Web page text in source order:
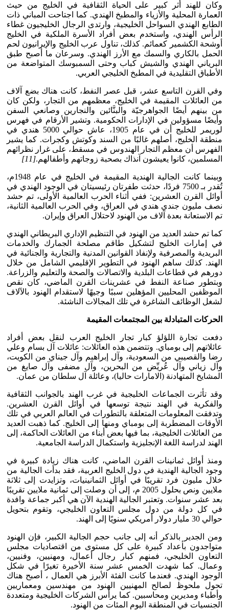
وكان للهند أثر كبير على الحياة الثقافية في الخليج من حيث
العمارة المحلية والأزياء والمطبخ الهندي. كما اجتاحت المباني ذات
الطابع الهندي السواحل الخليجية، وارتدى الرجال الخليجيون غطاء
الرأس الهندي، واستخدم بعض أفراد الأسرة الملكية في الخليج
أوشحة الكشمير كعمائم. كذلك، تناول عرب الخليج والإيرانيون لحم
الحمل بالكاري والسمك مع الأرز الهندي. وسرعان ما أصبح طبق
البرياني الهندي والشيش كباب وحتى السمبوسك المتواضعة من
الأطباق التقليدية في المطبخ الخليجي العربي.
وفي القرن التاسع عشر، قبل عصر النفط، كانت هناك بضع آلاف
من العائلات المقيمة في الخليج، معظمهم من التجار، ولكن كان
من بينهم أيضًا الجواهرجيّة والبنَّائين والنجارين وصانعي السفن
وأيضًا مسؤولين في الإدارات الحكومية. وتشير الأرقام في فهرس
لوريمر للخليج أن في عام 1905، عاش حوالي 5000 هندي في
منطقة الخليج، أصلهم غالبًا من السند وكوتش وكجرات. كما يشير
الفهرس أن معظم التجار الهندوس في مسقط، على غرار نظرائهم
المسلمين، كانوا يعيشون آنذاك بصحبة زوجاتهم وأطفالهم.[11]
وبينما كانت الجالية الهندية المقيمة في الخليج في عام 1948م،
تُقدر بـ 7500 فردًا، حدثت طفرتان رئيسيتان في الوجود الهندي في
أوائل القرن العشرين: ففي أثناء الحرب العالمية الأولى، تم حشد
نصف مليون جندي هندي في العراق، وفي الحرب العالمية الثانية،
تم الاستعانة بعدة آلاف من الهنود لاحتلال العراق وإيران.
كما تم حشد العديد من الهنود في التنظيم الإداري البريطاني الهندي
في إمارات الخليج لتشكيل طاقم مصلحة الجمارك والخدمات
البريدية والمصرفية ولإنفاذ القوانين المدنية والتجارية والجنائية في
الهند. كذلك ساهم الهنود في التطوير الإقليمي الشامل من خلال
دورهم في قطاعات البلدية والاتصالات والصحة والتعليم والزراعة.
وبتطور صناعة النفط في عشرينات القرن الماضي، كان نقص
الموظفين المحليين المؤهلين سببًا وجيهًا لاستقدام الهنود بالآلاف
لشغل الوظائف الشاغرة في تلك المجالات الناشئة.
الحركات المتبادلة بين المجتمعات المقيمة
دفعت تجارة اللؤلؤ كبار تجار الخليج العرب لنقل بعض أفراد
عائلاتهم إلى بومباي. وتتضمن هذه العائلات: عائلات آل بسام وعلي
رضا والقصيبي من السعودية، وآل إبراهيم وآل جيناي من الكويت،
وآل زياني وآل عُريِّض من البحرين، وآل مضفى وآل صايغ من
المشايخ المتهادنة (الامارات حاليا)، وعائلة آل سلطان من عمان.
وقد تأثرت الجماعات الخليجية في غرب الهند بالجوانب الثقافية
والفكرية في الهند نتيجة توسعها في أوائل القرن العشرين.
وتدفقت المعلومات المتعلقة بالتطورات في العالم العربي في تلك
الأوقات المضطربة إلى بومباي ومنها إلى الخليج. كما ذهبت العديد
من العائلات الخليجية، بما فيها بعض أبناء من العائلات الحاكمة، إلى
الهند لدراسة اللغة الإنجليزية واستكمال الدراسة الجامعية.
ومنذ أوائل ثمانينات القرن الماضي، كانت هناك زيادة كبيرة في
وجود الجالية الهندية في دول الخليج العربية، فقد بدأت الجالية من
خلال مليون فرد تقريبًا في أوائل الثمانينيات، وتزايدت إلى ثلاثة
ملايين ونص بحلول 2005 م، إلى أن وصلت إلى ثمانية ملايين تقريبًا
بعد عشر سنوات. وتعتبر الجالية الهندية الآن هي أكبر جماعة وافدة
في كل دولة من دول مجلس التعاون الخليجي، وتقوم بتحويل
حوالي 30 مليار دولار أمريكي سنويًا إلى الهند.
ومن الجدير بالذكر أنه إلى جانب حجم الجالية الكبير، فإن الهنود
متواجدون بأعداد كبيرة على كل مستوى من اقتصاديات مجلس
التعاون الخليجي، فمنهم كبار رجال أعمال، ومهنيين، وفنيين،
وعمال. كما شهدت الخمس عشر سنة الأخيرة تغيرًا في شكل
الوجود الهندي. فعندما كانت الفئة الأبرز هي العمال ، أصبح هناك
تحول ملحوظ لصالح المهنيين الهنود من مهندسين ومعماريين
وأطباء ومديرين ومحاسبين. كما يرأس الشركات الخليجية ومتعددة
الجنسيات في المنطقة اليوم المئات من الهنود.